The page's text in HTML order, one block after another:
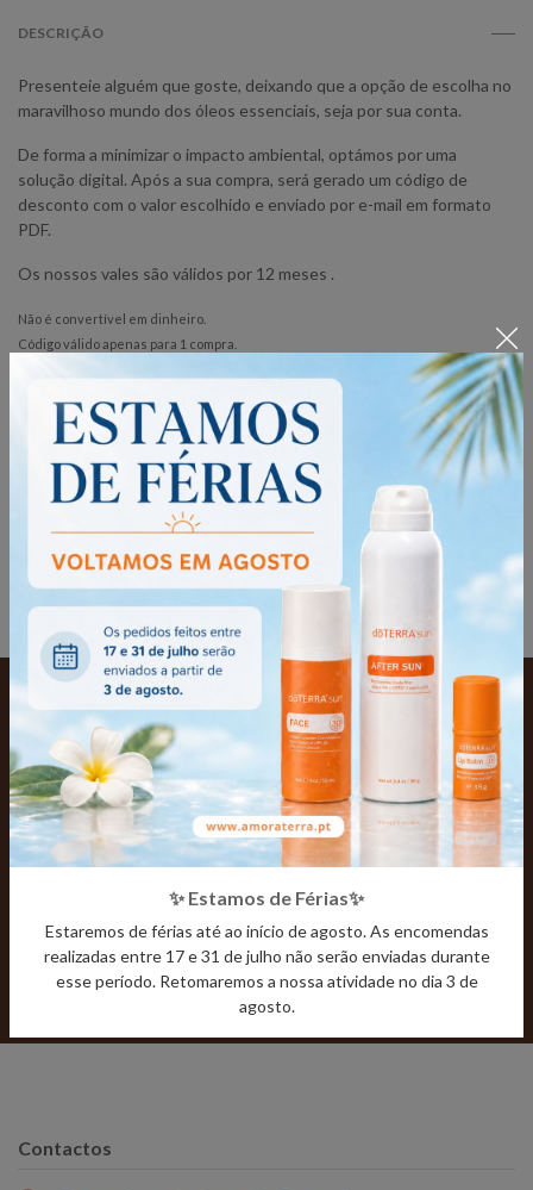
DESCRIÇÃO
Presenteie alguém que goste, deixando que a opção de escolha no
maravilhoso mundo dos óleos essenciais, seja por sua conta.
De forma a minimizar o impacto ambiental, optámos por uma
solução digital. Após a sua compra, será gerado um código de
desconto com o valor escolhido e enviado por e-mail em formato
PDF.
Os nossos vales são válidos por 12 meses .
Não é convertível em dinheiro.
Código válido apenas para 1 compra.
Não há devoluções de dinheiro se o valor da encomenda for inferior ao valor do
cheque oferta.
PARTILHAR
Subscreva a newsletter Amor à Terra e viva uma vida
mais saudável com informações, dicas úteis e
promoções.
SUBSCREVA
Contactos
✨ Estamos de Férias✨
Estaremos de férias até ao início de agosto. As encomendas
realizadas entre 17 e 31 de julho não serão enviadas durante
esse período. Retomaremos a nossa atividade no dia 3 de
agosto.